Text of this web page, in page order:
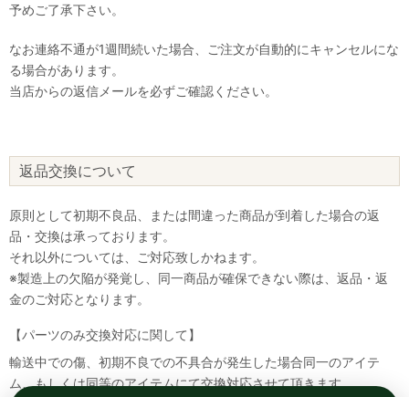
予めご了承下さい。
なお連絡不通が1週間続いた場合、ご注文が自動的にキャンセルにな
る場合があります。
当店からの返信メールを必ずご確認ください。
返品交換について
原則として初期不良品、または間違った商品が到着した場合の返
品・交換は承っております。
それ以外については、ご対応致しかねます。
※製造上の欠陥が発覚し、同一商品が確保できない際は、返品・返
金のご対応となります。
【パーツのみ交換対応に関して】
輸送中での傷、初期不良での不具合が発生した場合同一のアイテ
ム、もしくは同等のアイテムにて交換対応させて頂きます。